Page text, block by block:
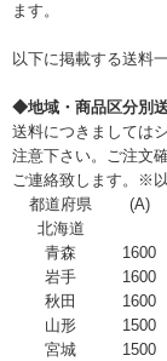
ます。
以下に掲載する送料
◆地域・商品区分別送
送料につきましては
注意下さい。ご注文
ご連絡致します。※
都道府県
(A)
北海道
青森
1600
岩手
1600
秋田
1600
山形
1500
宮城
1500